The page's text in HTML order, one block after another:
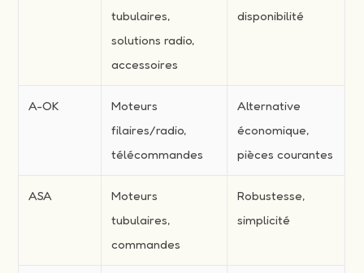
tubulaires,
solutions radio,
accessoires
disponibilité
A-OK
Moteurs
filaires/radio,
télécommandes
Alternative
économique,
pièces courantes
ASA
Moteurs
tubulaires,
commandes
Robustesse,
simplicité